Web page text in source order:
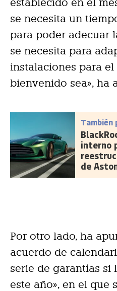
establecido en el
se necesita un
para poder adecuar
se necesita para
instalaciones para
bienvenido sea», ha
También
interno
de
Por otro lado, ha
acuerdo de
serie de garantías si
este año», en el que